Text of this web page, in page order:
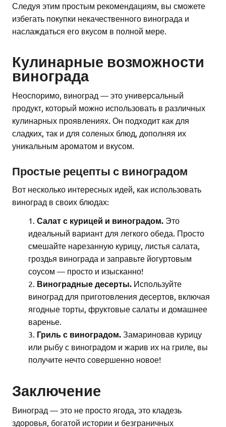
Следуя этим простым рекомендациям, вы сможете
избегать покупки некачественного винограда и
наслаждаться его вкусом в полной мере.
Кулинарные возможности
винограда
Неоспоримо, виноград — это универсальный
продукт, который можно использовать в различных
кулинарных проявлениях. Он подходит как для
сладких, так и для соленых блюд, дополняя их
уникальным ароматом и вкусом.
Простые рецепты с виноградом
Вот несколько интересных идей, как использовать
виноград в своих блюдах:
Салат с курицей и виноградом. Это
идеальный вариант для легкого обеда. Просто
смешайте нарезанную курицу, листья салата,
гроздья винограда и заправьте йогуртовым
соусом — просто и изысканно!
Виноградные десерты. Используйте
виноград для приготовления десертов, включая
ягодные торты, фруктовые салаты и домашнее
варенье.
Гриль с виноградом. Замариновав курицу
или рыбу с виноградом и жарив их на гриле, вы
получите нечто совершенно новое!
Заключение
Виноград — это не просто ягода, это кладезь
здоровья, богатой истории и безграничных